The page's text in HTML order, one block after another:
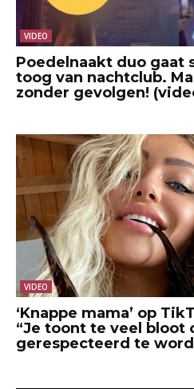
VIDEO
Poedelnaakt duo gaat
toog van nachtclub.
zonder gevolgen!
VIDEO
‘Knappe mama’ op
“Je toont te veel bloot
gerespecteerd te